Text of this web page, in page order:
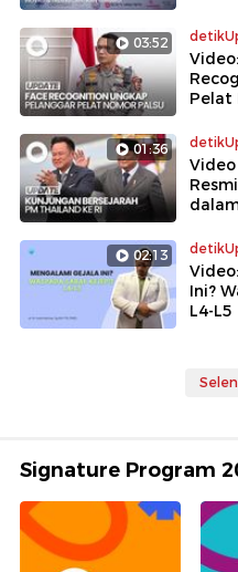
03:52
Pelat
01:36
02:13
Ini?
L4-L5
Signature Program